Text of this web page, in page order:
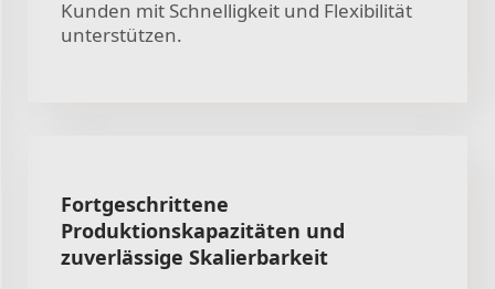
Kunden mit Schnelligkeit und Flexibilität
unterstützen.
Fortgeschrittene
Produktionskapazitäten und
zuverlässige Skalierbarkeit